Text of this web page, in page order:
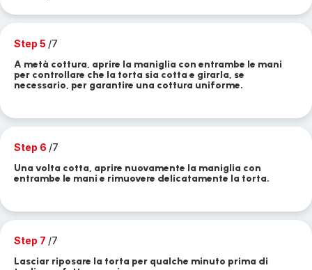
Step 5 /7
A metà cottura, aprire la maniglia con entrambe le mani
per controllare che la torta sia cotta e girarla, se
necessario, per garantire una cottura uniforme.
Step 6 /7
Una volta cotta, aprire nuovamente la maniglia con
entrambe le mani e rimuovere delicatamente la torta.
Step 7 /7
Lasciar riposare la torta per qualche minuto prima di